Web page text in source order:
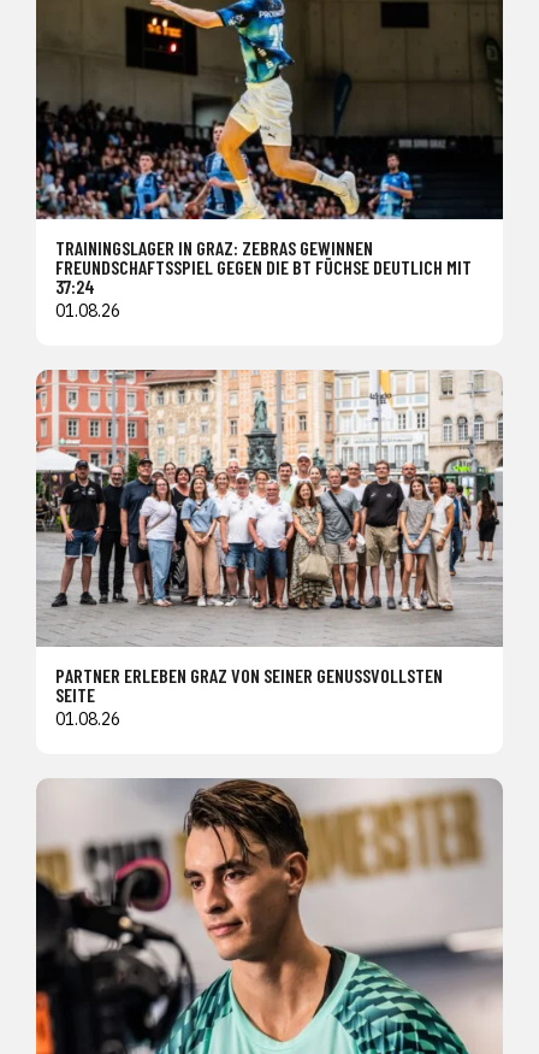
TRAININGSLAGER IN GRAZ: ZEBRAS GEWINNEN
FREUNDSCHAFTSSPIEL GEGEN DIE BT FÜCHSE DEUTLICH MIT
37:24
01.08.26
PARTNER ERLEBEN GRAZ VON SEINER GENUSSVOLLSTEN
SEITE
01.08.26